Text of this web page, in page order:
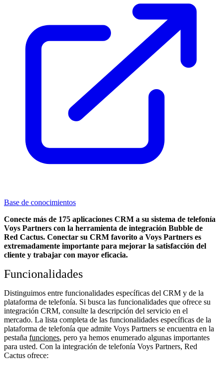
Base de conocimientos
Conecte más de 175 aplicaciones CRM a su sistema de telefonía
Voys Partners con la herramienta de integración Bubble de
Red Cactus. Conectar su CRM favorito a Voys Partners es
extremadamente importante para mejorar la satisfacción del
cliente y trabajar con mayor eficacia.
Funcionalidades
Distinguimos entre funcionalidades específicas del CRM y de la
plataforma de telefonía. Si busca las funcionalidades que ofrece su
integración CRM, consulte la descripción del servicio en el
mercado. La lista completa de las funcionalidades específicas de la
plataforma de telefonía que admite Voys Partners se encuentra en la
pestaña funciones, pero ya hemos enumerado algunas importantes
para usted. Con la integración de telefonía Voys Partners, Red
Cactus ofrece: